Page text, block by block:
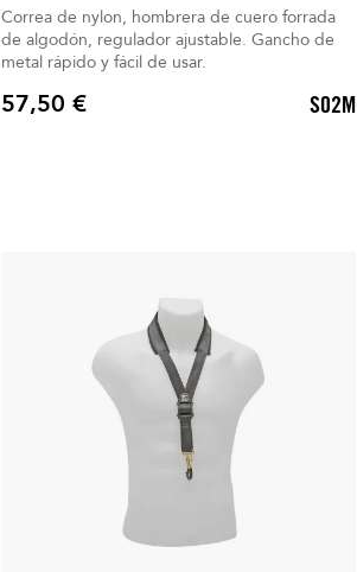
Correa de nylon, hombrera de cuero forrada
de algodón, regulador ajustable. Gancho de
metal rápido y fácil de usar.
Precio
57,50 € S02M